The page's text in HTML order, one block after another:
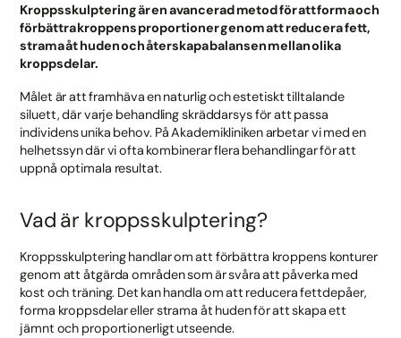
Kroppsskulptering är en avancerad metod för att forma och
förbättra kroppens proportioner genom att reducera fett,
strama åt huden och återskapa balansen mellan olika
kroppsdelar.
Målet är att framhäva en naturlig och estetiskt tilltalande
siluett, där varje behandling skräddarsys för att passa
individens unika behov. På Akademikliniken arbetar vi med en
helhetssyn där vi ofta kombinerar flera behandlingar för att
uppnå optimala resultat.
Vad är kroppsskulptering?
Kroppsskulptering handlar om att förbättra kroppens konturer
genom att åtgärda områden som är svåra att påverka med
kost och träning. Det kan handla om att reducera fettdepåer,
forma kroppsdelar eller strama åt huden för att skapa ett
jämnt och proportionerligt utseende.